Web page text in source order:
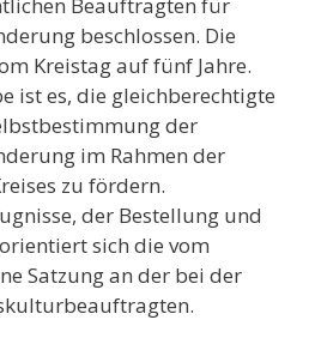
beschlossen. Die
Kreistag auf fünf Jahre.
ist es, die gleichberechtigte
der
im Rahmen der
zu fördern.
der Bestellung und
sich die vom
Satzung an der bei der